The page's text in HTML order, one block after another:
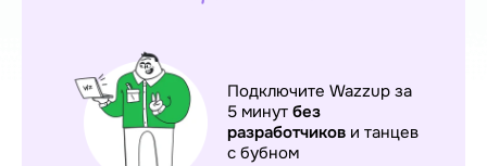
Подключите Wazzup за
5 минут без
разработчиков и танцев
с бубном